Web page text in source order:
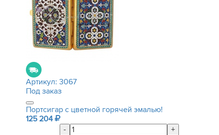
Артикул: 3067
Под заказ
Портсигар с цветной горячей эмалью!
125 204
-
+